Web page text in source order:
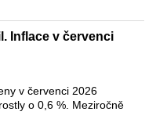
Inflace v červenci
v červenci 2026
o 0,6 %. Meziročně